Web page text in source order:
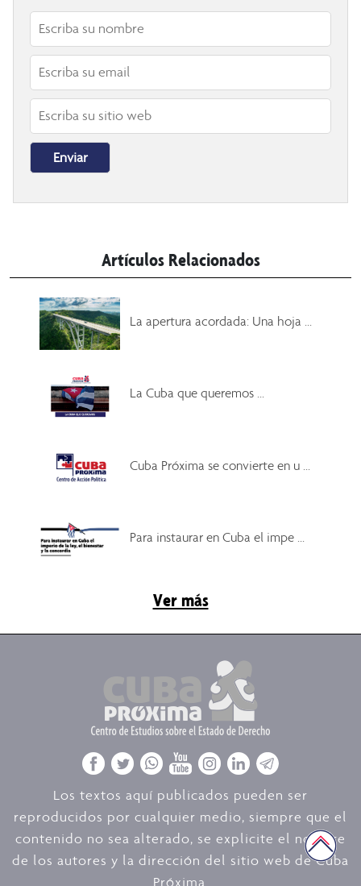
Artículos Relacionados
La apertura acordada: Una hoja ...
La Cuba que queremos ...
Cuba Próxima se convierte en u ...
Para instaurar en Cuba el impe ...
Ver más
Los textos aquí publicados pueden ser
reproducidos por cualquier medio, siempre que el
contenido no sea alterado, se explicite el nombre
de los autores y la dirección del sitio web de Cuba
Próxima.